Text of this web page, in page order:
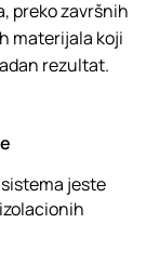
preko završnih
materijala koji
rezultat.
jeste